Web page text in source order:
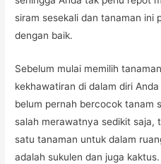
siram sesekali dan tanaman ini
dengan baik.
Sebelum mulai memilih
kekhawatiran di dalam diri
belum pernah bercocok tanam
salah merawatnya sedikit saja,
satu tanaman untuk dalam
adalah sukulen dan juga